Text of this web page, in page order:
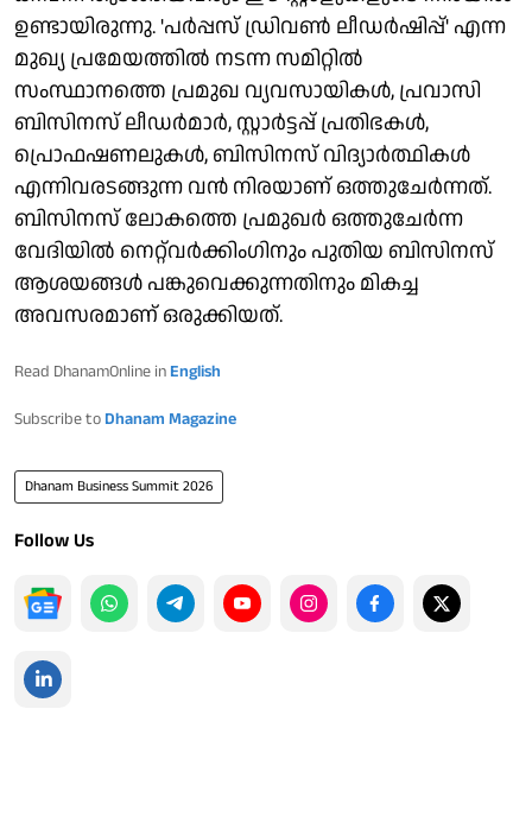
ഉണ്ടായിരുന്നു. 'പർപ്പസ് ഡ്രിവൺ ലീഡർഷിപ്പ്' എന്ന
മുഖ്യ പ്രമേയത്തിൽ നടന്ന സമിറ്റിൽ
സംസ്ഥാനത്തെ പ്രമുഖ വ്യവസായികൾ, പ്രവാസി
ബിസിനസ് ലീഡർമാർ, സ്റ്റാർട്ടപ്പ് പ്രതിഭകൾ,
പ്രൊഫഷണലുകൾ, ബിസിനസ് വിദ്യാർത്ഥികൾ
എന്നിവരടങ്ങുന്ന വൻ നിരയാണ് ഒത്തുചേര്‍ന്നത്.
ബിസിനസ് ലോകത്തെ പ്രമുഖർ ഒത്തുചേര്‍ന്ന
വേദിയിൽ നെറ്റ്‌വർക്കിംഗിനും പുതിയ ബിസിനസ്
ആശയങ്ങൾ പങ്കുവെക്കുന്നതിനും മികച്ച
അവസരമാണ് ഒരുക്കിയത്.
Read DhanamOnline in English
Subscribe to Dhanam Magazine
Dhanam Business Summit 2026
Follow Us